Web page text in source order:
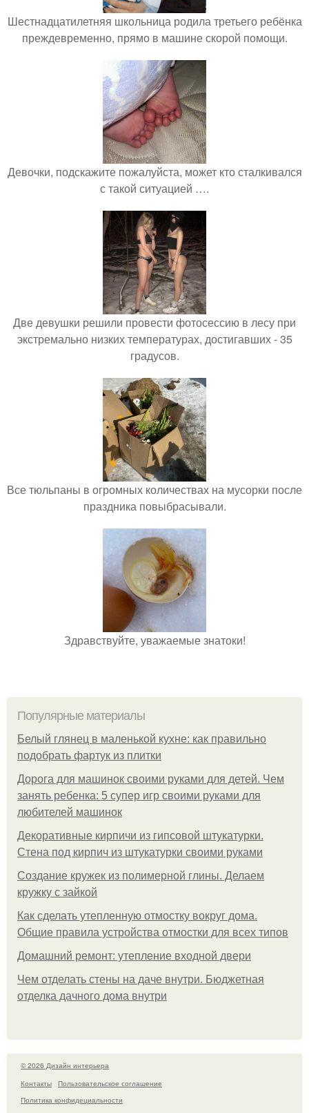
Шестнадцатилетняя школьница родила третьего ребёнка
преждевременно, прямо в машине скорой помощи.
Девочки, подскажите пожалуйста, может кто сталкивался
с такой ситуацией ….
Две девушки решили провести фотосессию в лесу при
экстремально низких температурах, достигавших - 35
градусов.
Все тюльпаны в огромных количествах на мусорки после
праздника повыбрасывали.
Здравствуйте, уважаемые знатоки!
Популярные материалы
Белый глянец в маленькой кухне: как правильно
подобрать фартук из плитки
Дорога для машинок своими руками для детей. Чем
занять ребенка: 5 супер игр своими руками для
любителей машинок
Декоративные кирпичи из гипсовой штукатурки.
Стена под кирпич из штукатурки своими руками
Создание кружек из полимерной глины. Делаем
кружку с зайкой
Как сделать утепленную отмостку вокруг дома.
Общие правила устройства отмостки для всех типов
Домашний ремонт: утепление входной двери
Чем отделать стены на даче внутри. Бюджетная
отделка дачного дома внутри
© 2026 Дизайн интерьера
Контакты
Пользовательское соглашение
Политика конфидециальности